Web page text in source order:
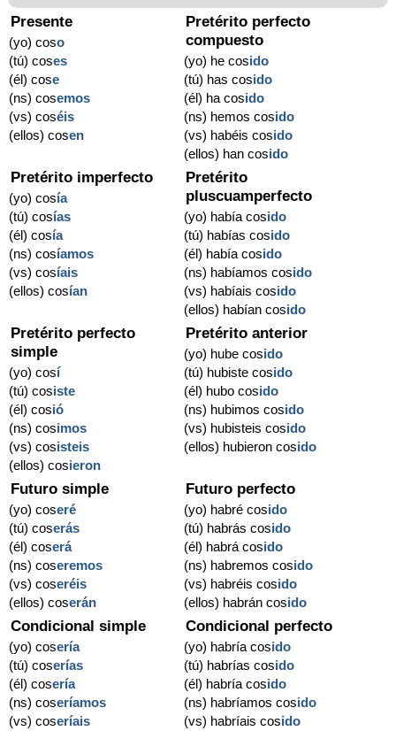
Presente
(yo) coso
(tú) coses
(él) cose
(ns) cosemos
(vs) coséis
(ellos) cosen
Pretérito perfecto
compuesto
(yo) he cosido
(tú) has cosido
(él) ha cosido
(ns) hemos cosido
(vs) habéis cosido
(ellos) han cosido
Pretérito imperfecto
(yo) cosía
(tú) cosías
(él) cosía
(ns) cosíamos
(vs) cosíais
(ellos) cosían
Pretérito
pluscuamperfecto
(yo) había cosido
(tú) habías cosido
(él) había cosido
(ns) habíamos cosido
(vs) habíais cosido
(ellos) habían cosido
Pretérito perfecto
simple
(yo) cosí
(tú) cosiste
(él) cosió
(ns) cosimos
(vs) cosisteis
(ellos) cosieron
Pretérito anterior
(yo) hube cosido
(tú) hubiste cosido
(él) hubo cosido
(ns) hubimos cosido
(vs) hubisteis cosido
(ellos) hubieron cosido
Futuro simple
(yo) coseré
(tú) coserás
(él) coserá
(ns) coseremos
(vs) coseréis
(ellos) coserán
Futuro perfecto
(yo) habré cosido
(tú) habrás cosido
(él) habrá cosido
(ns) habremos cosido
(vs) habréis cosido
(ellos) habrán cosido
Condicional simple
(yo) cosería
(tú) coserías
(él) cosería
(ns) coseríamos
(vs) coseríais
Condicional perfecto
(yo) habría cosido
(tú) habrías cosido
(él) habría cosido
(ns) habríamos cosido
(vs) habríais cosido